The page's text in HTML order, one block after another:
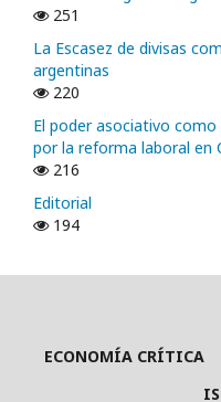
251
La Escasez de divisas
argentinas
220
El poder asociativo
por la reforma laboral en
216
Editorial
194
ECONOMÍA CRÍTICA
ISSN